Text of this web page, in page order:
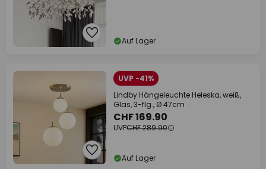
Auf Lager
UVP -41%
Lindby Hängeleuchte Heleska, weiß,
Glas, 3-flg., Ø 47cm
CHF 169.90
UVPCHF 289.90
Auf Lager